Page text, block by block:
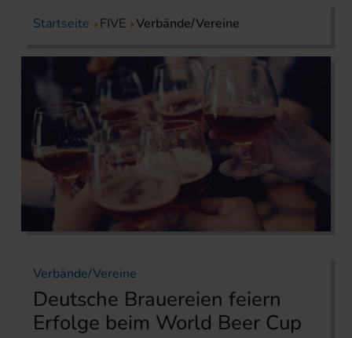
Startseite FIVE Verbände/Vereine
Verbände/Vereine
Deutsche Brauereien feiern
Erfolge beim World Beer Cup